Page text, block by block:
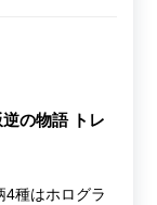
の物語 トレ
種はホログラ